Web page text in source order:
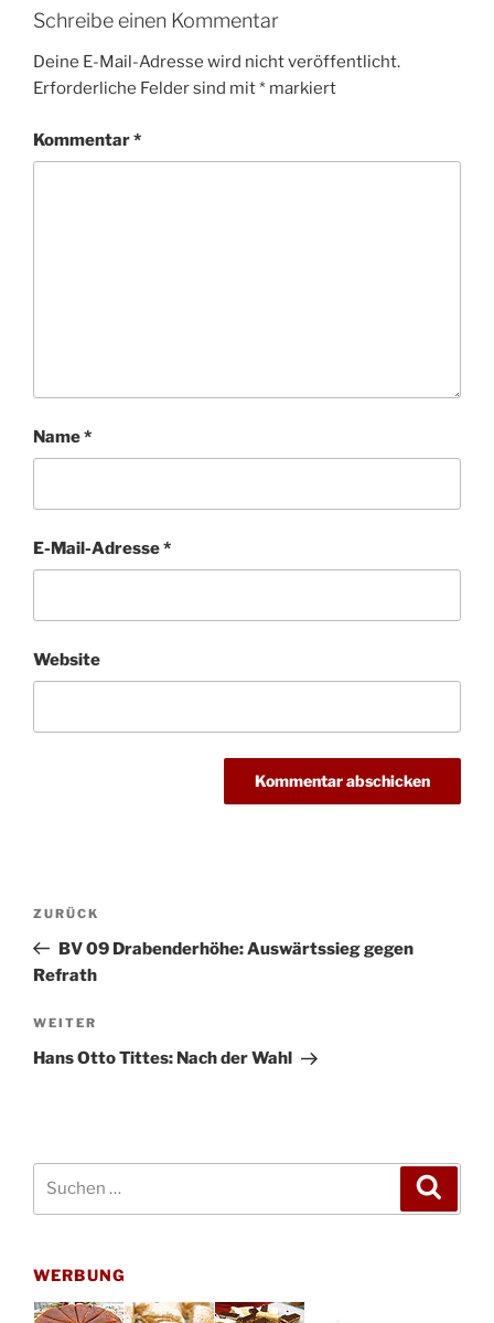
Schreibe einen Kommentar
Deine E-Mail-Adresse wird nicht veröffentlicht.
Erforderliche Felder sind mit* markiert
Kommentar*
Name*
E-Mail-Adresse*
Website
Beitragsnavigation
Vorheriger
Beitrag
ZURÜCK
BV 09 Drabenderhöhe: Auswärtssieg gegen
Refrath
Nächster
Beitrag
WEITER
Hans Otto Tittes: Nach der Wahl
WERBUNG